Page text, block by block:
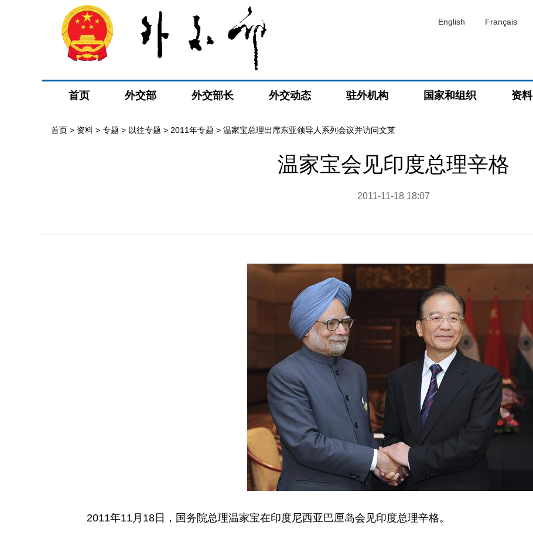
English Français
首页 外交部 外交部长 外交动态 驻外机构 国家和组织 资料
首页 > 资料 > 专题 > 以往专题 > 2011年专题 > 温家宝总理出席东亚领导人系列会议并访问文莱
温家宝会见印度总理辛格
2011-11-18 18:07
2011年11月18日，国务院总理温家宝在印度尼西亚巴厘岛会见印度总理辛格。